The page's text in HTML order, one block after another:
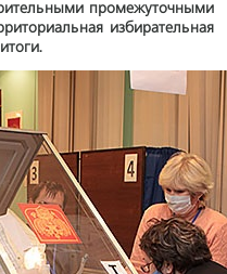
промежуточными
избирательная